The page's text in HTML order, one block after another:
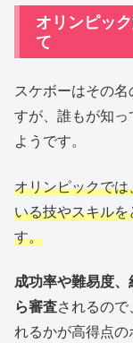
オリンピッ
て
スケボーはその
すが、誰もが知
ようです。
オリンピックで
いる技やスキル
す。
成功率や難易度
ら審査されるの
れるかが高得点の